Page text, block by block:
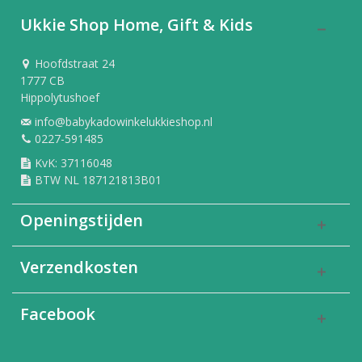
Ukkie Shop Home, Gift & Kids
Hoofdstraat 24
1777 CB
Hippolytushoef
info@babykadowinkelukkieshop.nl
0227-591485
KvK: 37116048
BTW NL 187121813B01
Openingstijden
Verzendkosten
Facebook